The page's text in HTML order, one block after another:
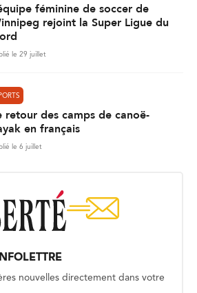
féminine de soccer de
rejoint la Super Ligue du
le 29 juillet
retour des camps de canoë-
en français
le 6 juillet
nouvelles directement dans votre